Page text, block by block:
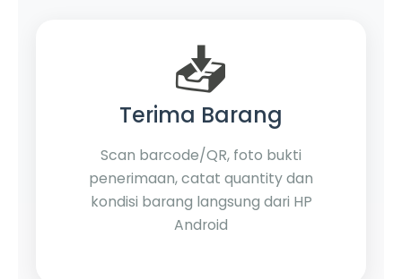
📥
Terima Barang
Scan barcode/QR, foto bukti
penerimaan, catat quantity dan
kondisi barang langsung dari HP
Android